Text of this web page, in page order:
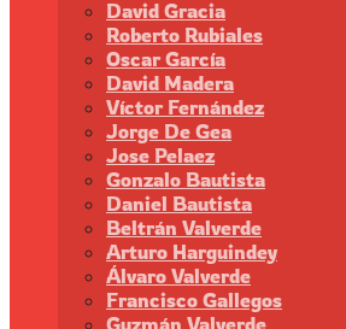
David Gracia
Roberto Rubiales
Oscar García
David Madera
Víctor Fernández
Jorge De Gea
Jose Pelaez
Gonzalo Bautista
Daniel Bautista
Beltrán Valverde
Arturo Harguindey
Álvaro Valverde
Francisco Gallegos
Guzmán Valverde